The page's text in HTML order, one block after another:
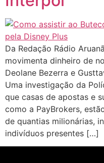
Da Redação Rádio
movimenta dinheiro de
Deolane Bezerra e
Uma investigação da
que casas de apostas e
como a PayBrokers,
de quantias milionárias,
indivíduos presentes […]